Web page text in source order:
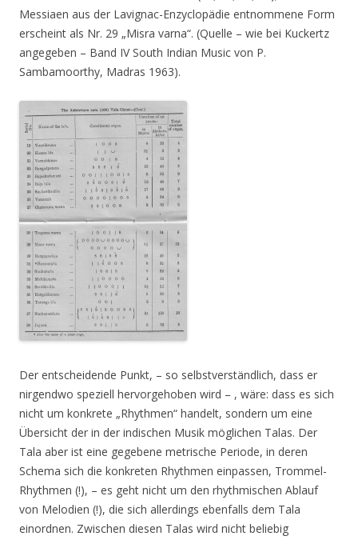
Messiaen aus der Lavignac-Enzyclopädie entnommene Form
erscheint als Nr. 29 „Misra varna“. (Quelle – wie bei Kuckertz
angegeben – Band IV South Indian Music von P.
Sambamoorthy, Madras 1963).
Der entscheidende Punkt, – so selbstverständlich, dass er
nirgendwo speziell hervorgehoben wird – , wäre: dass es sich
nicht um konkrete „Rhythmen“ handelt, sondern um eine
Übersicht der in der indischen Musik möglichen Talas. Der
Tala aber ist eine gegebene metrische Periode, in deren
Schema sich die konkreten Rhythmen einpassen, Trommel-
Rhythmen (!), – es geht nicht um den rhythmischen Ablauf
von Melodien (!), die sich allerdings ebenfalls dem Tala
einordnen. Zwischen diesen Talas wird nicht beliebig